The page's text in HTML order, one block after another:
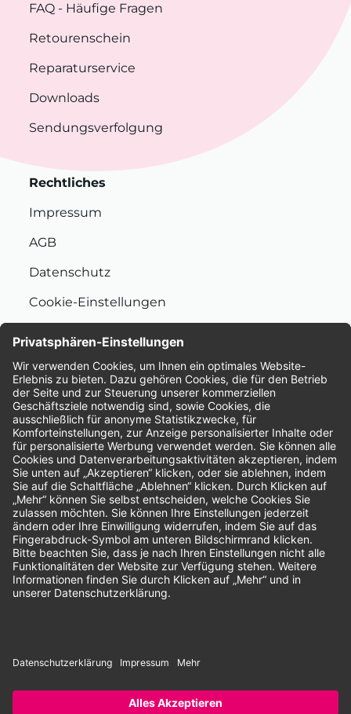
FAQ - Häufige Fragen
Retourenschein
Reparaturservice
Downloads
Sendungsverfolgung
Rechtliches
Impressum
AGB
Datenschutz
Cookie-Einstellungen
Bewertungen
Unsere Zahlungsarten:
Rechnung SEPA-Lastschrift Vorkasse